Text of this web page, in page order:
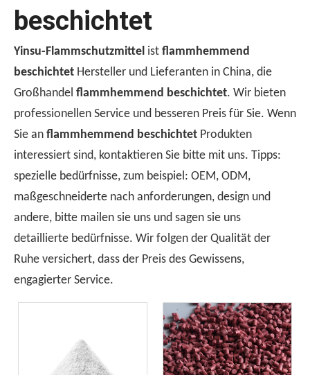
Der UL510 -Standard ist die bevorzugte Wahl für die
Halogenfreie Flammschutzmittel-PP als
beschichtet
Yinsu-Flammschutzmittel ist flammhemmend
beschichtet Hersteller und Lieferanten in China, die
Großhandel flammhemmend beschichtet. Wir bieten
professionellen Service und besseren Preis für Sie. Wenn
Sie an flammhemmend beschichtet Produkten
interessiert sind, kontaktieren Sie bitte mit uns. Tipps:
spezielle bedürfnisse, zum beispiel: OEM, ODM,
maßgeschneiderte nach anforderungen, design und
andere, bitte mailen sie uns und sagen sie uns
detaillierte bedürfnisse. Wir folgen der Qualität der
Ruhe versichert, dass der Preis des Gewissens,
engagierter Service.